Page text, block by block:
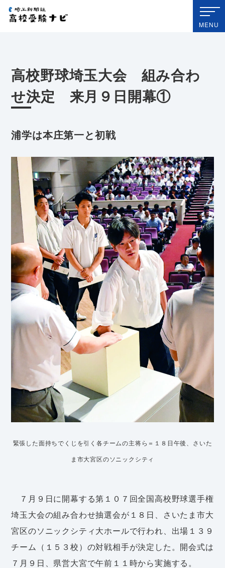
埼玉新聞社 高校受験ナビ
MENU
高校野球埼玉大会 組み合わ
せ決定 来月９日開幕①
浦学は本庄第一と初戦
緊張した面持ちでくじを引く各チームの主将ら＝１８日午後、さいた
ま市大宮区のソニックシティ
７月９日に開幕する第１０７回全国高校野球選手権
埼玉大会の組み合わせ抽選会が１８日、さいたま市大
宮区のソニックシティ大ホールで行われ、出場１３９
チーム（１５３校）の対戦相手が決定した。開会式は
７月９日、県営大宮で午前１１時から実施する。